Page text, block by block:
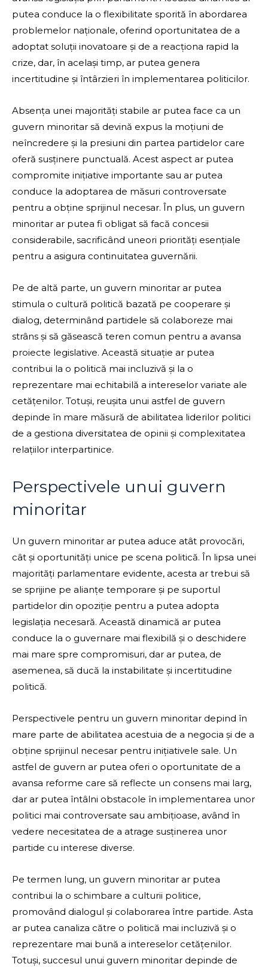
putea conduce la o flexibilitate sporită în abordarea
problemelor naționale, oferind oportunitatea de a
adoptat soluții inovatoare și de a reacționa rapid la
crize, dar, în același timp, ar putea genera
incertitudine și întârzieri în implementarea politicilor.
Absența unei majorități stabile ar putea face ca un
guvern minoritar să devină expus la moțiuni de
neîncredere și la presiuni din partea partidelor care
oferă susținere punctuală. Acest aspect ar putea
compromite inițiative importante sau ar putea
conduce la adoptarea de măsuri controversate
pentru a obține sprijinul necesar. În plus, un guvern
minoritar ar putea fi obligat să facă concesii
considerabile, sacrificând uneori priorități esențiale
pentru a asigura continuitatea guvernării.
Pe de altă parte, un guvern minoritar ar putea
stimula o cultură politică bazată pe cooperare și
dialog, determinând partidele să colaboreze mai
strâns și să găsească teren comun pentru a avansa
proiecte legislative. Această situație ar putea
contribui la o politică mai incluzivă și la o
reprezentare mai echitabilă a intereselor variate ale
cetățenilor. Totuși, reușita unui astfel de guvern
depinde în mare măsură de abilitatea liderilor politici
de a gestiona diversitatea de opinii și complexitatea
relațiilor interpartinice.
Perspectivele unui guvern
minoritar
Un guvern minoritar ar putea aduce atât provocări,
cât și oportunități unice pe scena politică. În lipsa unei
majorități parlamentare evidente, acesta ar trebui să
se sprijine pe alianțe temporare și pe suportul
partidelor din opoziție pentru a putea adopta
legislația necesară. Această dinamică ar putea
conduce la o guvernare mai flexibilă și o deschidere
mai mare spre compromisuri, dar ar putea, de
asemenea, să ducă la instabilitate și incertitudine
politică.
Perspectivele pentru un guvern minoritar depind în
mare parte de abilitatea acestuia de a negocia și de a
obține sprijinul necesar pentru inițiativele sale. Un
astfel de guvern ar putea oferi o oportunitate de a
avansa reforme care să reflecte un consens mai larg,
dar ar putea întâlni obstacole în implementarea unor
politici mai controversate sau ambițioase, având în
vedere necesitatea de a atrage susținerea unor
partide cu interese diverse.
Pe termen lung, un guvern minoritar ar putea
contribui la o schimbare a culturii politice,
promovând dialogul și colaborarea între partide. Asta
ar putea canaliza către o politică mai incluzivă și o
reprezentare mai bună a intereselor cetățenilor.
Totuși, succesul unui guvern minoritar depinde de